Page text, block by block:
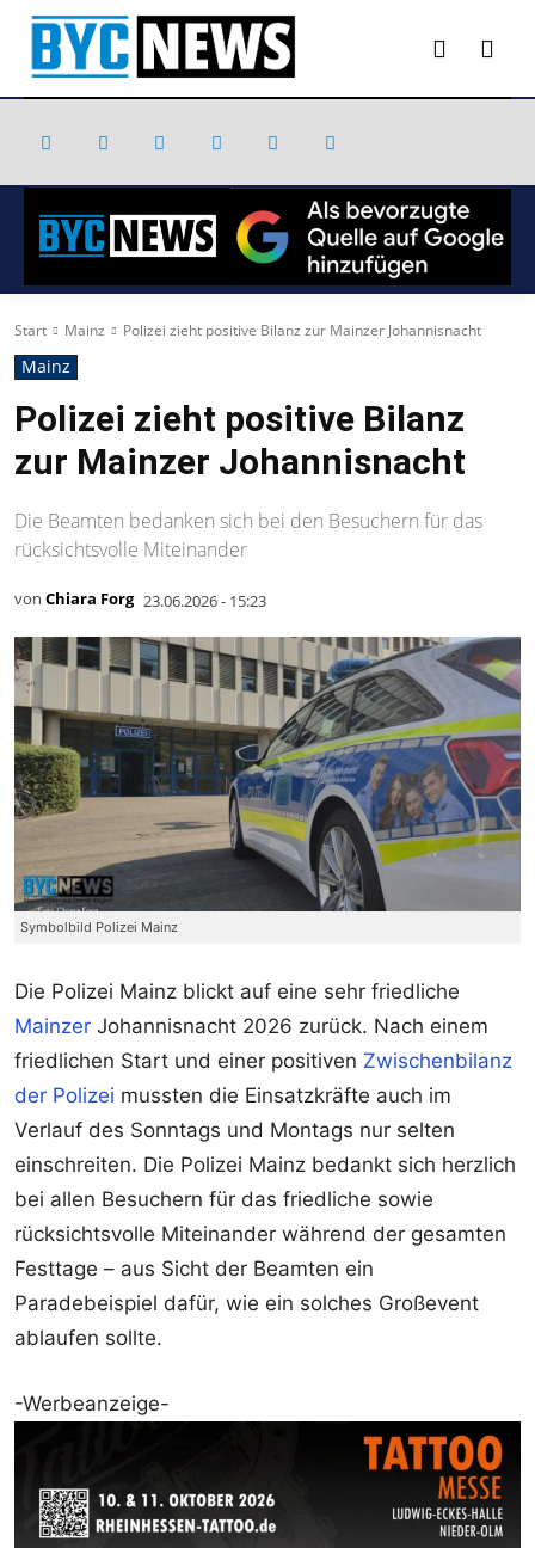
Start Mainz Polizei zieht positive Bilanz zur Mainzer Johannisnacht
Mainz
Polizei zieht positive Bilanz
zur Mainzer Johannisnacht
Die Beamten bedanken sich bei den Besuchern für das
rücksichtsvolle Miteinander
von Chiara Forg 23.06.2026 - 15:23
Symbolbild Polizei Mainz
Die Polizei Mainz blickt auf eine sehr friedliche
Mainzer Johannisnacht 2026 zurück. Nach einem
friedlichen Start und einer positiven Zwischenbilanz
der Polizei mussten die Einsatzkräfte auch im
Verlauf des Sonntags und Montags nur selten
einschreiten. Die Polizei Mainz bedankt sich herzlich
bei allen Besuchern für das friedliche sowie
rücksichtsvolle Miteinander während der gesamten
Festtage – aus Sicht der Beamten ein
Paradebeispiel dafür, wie ein solches Großevent
ablaufen sollte.
-Werbeanzeige-